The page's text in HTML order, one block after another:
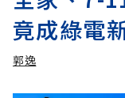
竟成綠電
郭逸